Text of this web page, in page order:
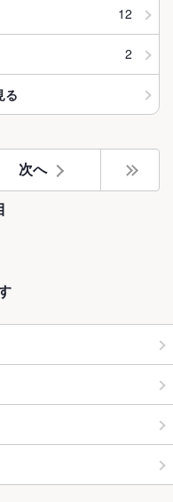
12
2
る
次へ